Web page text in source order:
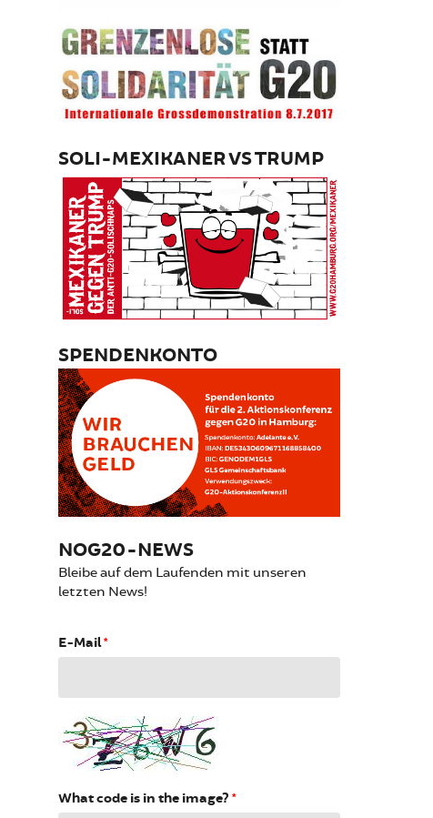
SOLI-MEXIKANER VS TRUMP
SPENDENKONTO
NOG20-NEWS
Bleibe auf dem Laufenden mit unseren
letzten News!
E-Mail*
What code is in the image? *